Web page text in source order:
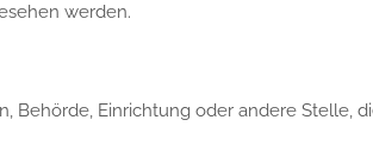
werden.
Behörde, Einrichtung oder andere Stelle,